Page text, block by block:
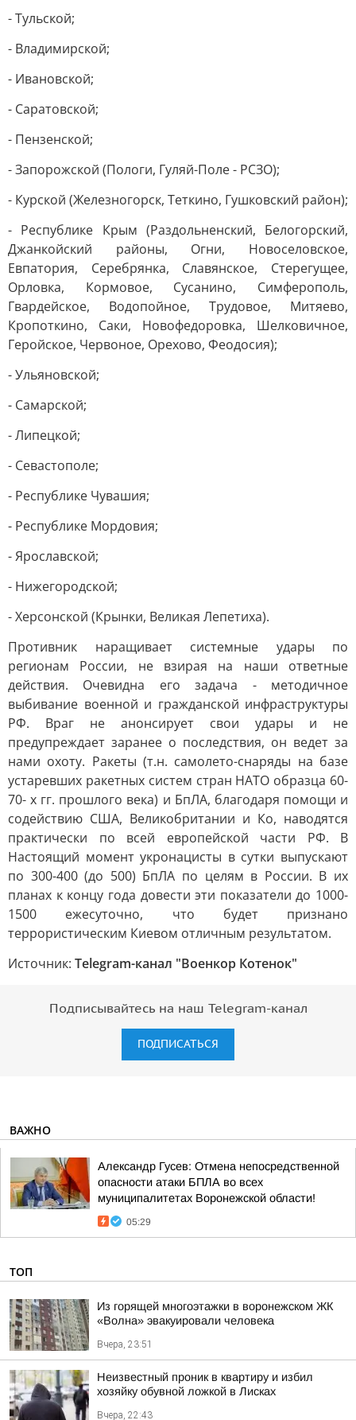
- Тульской;
- Владимирской;
- Ивановской;
- Саратовской;
- Пензенской;
- Запорожской (Пологи, Гуляй-Поле - РСЗО);
- Курской (Железногорск, Теткино, Гушковский район);
- Республике Крым (Раздольненский, Белогорский,
Джанкойский районы, Огни, Новоселовское,
Евпатория, Серебрянка, Славянское, Стерегущее,
Орловка, Кормовое, Сусанино, Симферополь,
Гвардейское, Водопойное, Трудовое, Митяево,
Кропоткино, Саки, Новофедоровка, Шелковичное,
Геройское, Червоное, Орехово, Феодосия);
- Ульяновской;
- Самарской;
- Липецкой;
- Севастополе;
- Республике Чувашия;
- Республике Мордовия;
- Ярославской;
- Нижегородской;
- Херсонской (Крынки, Великая Лепетиха).
Противник наращивает системные удары по
регионам России, не взирая на наши ответные
действия. Очевидна его задача - методичное
выбивание военной и гражданской инфраструктуры
РФ. Враг не анонсирует свои удары и не
предупреждает заранее о последствия, он ведет за
нами охоту. Ракеты (т.н. самолето-снаряды на базе
устаревших ракетных систем стран НАТО образца 60-
70- х гг. прошлого века) и БпЛА, благодаря помощи и
содействию США, Великобритании и Ко, наводятся
практически по всей европейской части РФ. В
Настоящий момент укронацисты в сутки выпускают
по 300-400 (до 500) БпЛА по целям в России. В их
планах к концу года довести эти показатели до 1000-
1500 ежесуточно, что будет признано
террористическим Киевом отличным результатом.
Источник: Telegram-канал "Военкор Котенок"
Подписывайтесь на наш Telegram-канал
ПОДПИСАТЬСЯ
ВАЖНО
Александр Гусев: Отмена непосредственной
опасности атаки БПЛА во всех
муниципалитетах Воронежской области!
05:29
ТОП
Из горящей многоэтажки в воронежском ЖК
«Волна» эвакуировали человека
Вчера, 23:51
Неизвестный проник в квартиру и избил
хозяйку обувной ложкой в Лисках
Вчера, 22:43